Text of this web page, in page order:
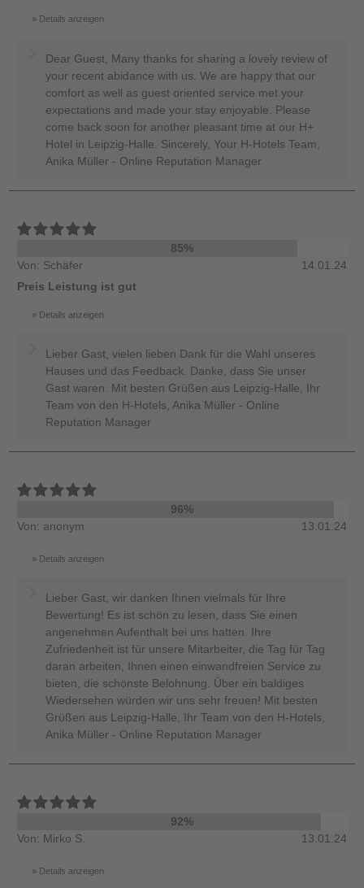
Details anzeigen
Dear Guest, Many thanks for sharing a lovely review of
your recent abidance with us. We are happy that our
comfort as well as guest oriented service met your
expectations and made your stay enjoyable. Please
come back soon for another pleasant time at our H+
Hotel in Leipzig-Halle. Sincerely, Your H-Hotels Team,
Anika Müller - Online Reputation Manager
85%
Von: Schäfer
14.01.24
Preis Leistung ist gut
Details anzeigen
Lieber Gast, vielen lieben Dank für die Wahl unseres
Hauses und das Feedback. Danke, dass Sie unser
Gast waren. Mit besten Grüßen aus Leipzig-Halle, Ihr
Team von den H-Hotels, Anika Müller - Online
Reputation Manager
96%
Von: anonym
13.01.24
Details anzeigen
Lieber Gast, wir danken Ihnen vielmals für Ihre
Bewertung! Es ist schön zu lesen, dass Sie einen
angenehmen Aufenthalt bei uns hatten. Ihre
Zufriedenheit ist für unsere Mitarbeiter, die Tag für Tag
daran arbeiten, Ihnen einen einwandfreien Service zu
bieten, die schönste Belohnung. Über ein baldiges
Wiedersehen würden wir uns sehr freuen! Mit besten
Grüßen aus Leipzig-Halle, Ihr Team von den H-Hotels,
Anika Müller - Online Reputation Manager
92%
Von: Mirko S.
13.01.24
Details anzeigen